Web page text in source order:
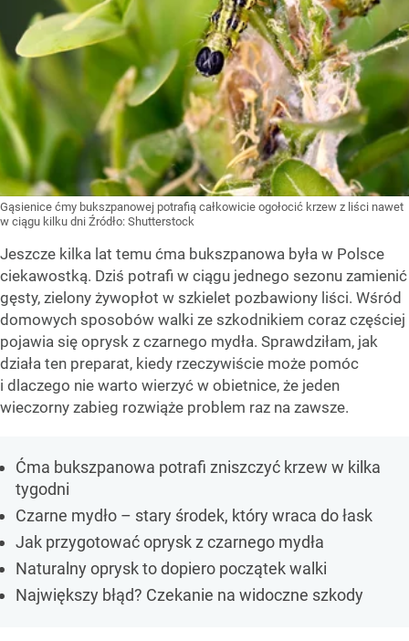
Gąsienice ćmy bukszpanowej potrafią całkowicie ogołocić krzew z liści nawet
w ciągu kilku dni Źródło: Shutterstock
Jeszcze kilka lat temu ćma bukszpanowa była w Polsce
ciekawostką. Dziś potrafi w ciągu jednego sezonu zamienić
gęsty, zielony żywopłot w szkielet pozbawiony liści. Wśród
domowych sposobów walki ze szkodnikiem coraz częściej
pojawia się oprysk z czarnego mydła. Sprawdziłam, jak
działa ten preparat, kiedy rzeczywiście może pomóc
i dlaczego nie warto wierzyć w obietnice, że jeden
wieczorny zabieg rozwiąże problem raz na zawsze.
Ćma bukszpanowa potrafi zniszczyć krzew w kilka
tygodni
Czarne mydło – stary środek, który wraca do łask
Jak przygotować oprysk z czarnego mydła
Naturalny oprysk to dopiero początek walki
Największy błąd? Czekanie na widoczne szkody